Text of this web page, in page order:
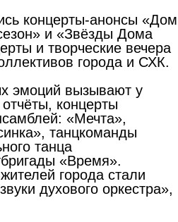
концерты-анонсы «Дом
и «Звёзды Дома
и творческие вечера
города и СХК.
эмоций вызывают у
концерты
«Мечта»,
танцкоманды
танца
«Время».
города стали
духового оркестра»,